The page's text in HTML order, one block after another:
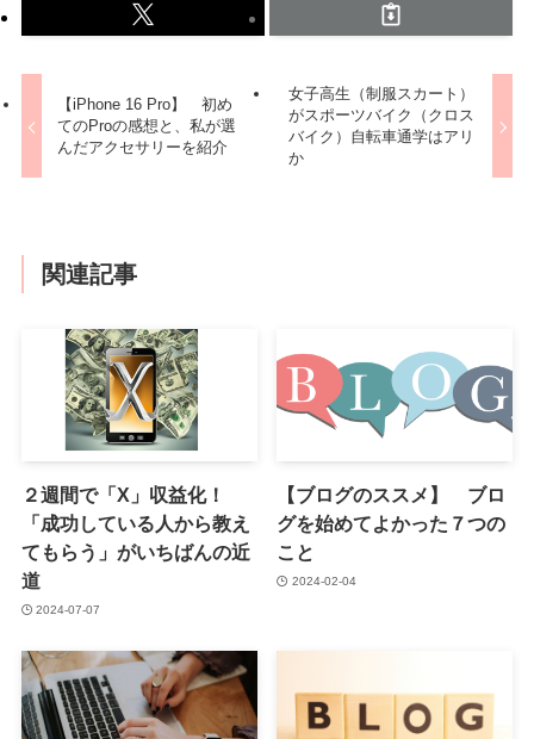
【iPhone 16 Pro】 初め
てのProの感想と、私が選
んだアクセサリーを紹介
女子高生（制服スカート）
がスポーツバイク（クロス
バイク）自転車通学はアリ
か
関連記事
２週間で「X」収益化！
「成功している人から教え
てもらう」がいちばんの近
道
2024-07-07
【ブログのススメ】 ブロ
グを始めてよかった７つの
こと
2024-02-04